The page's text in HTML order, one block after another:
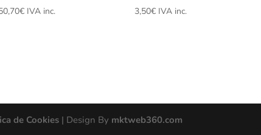
€Rango
IVA inc. 3,50€ IVA inc.
de Cookies | Design By mktweb360.com